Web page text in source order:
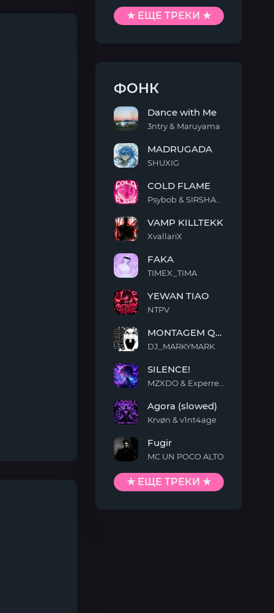
Banger
★ ЕЩЕ ТРЕКИ ★
ФОНК
with
Me
Dance with Me
3ntry & Maruyama
MADRUGADA
SHUXIG
FLAME
COLD FLAME
KILLTEKK
VAMP KILLTEKK
XvallariX
FAKA
TIMEX_TIMA
TIAO
YEWAN TIAO
NTPV
QUIMENTO
MONTAGEM QUIMENTO
DJ_MARKYMARK
SILENCE!
(slowed)
Agora (slowed)
Krvøn & v1nt4age
Fugir
MC UN POCO ALTO
★ ЕЩЕ ТРЕКИ ★